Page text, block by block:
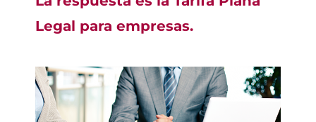
Legal para empresas.